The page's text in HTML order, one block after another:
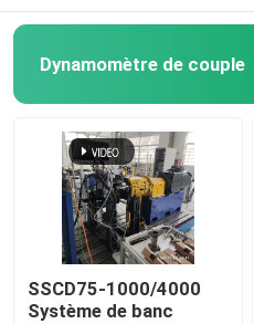
À la maison
Produits
À propos de nous
Dynamomètre de couple
SSCD75-1000/4000
Système de banc